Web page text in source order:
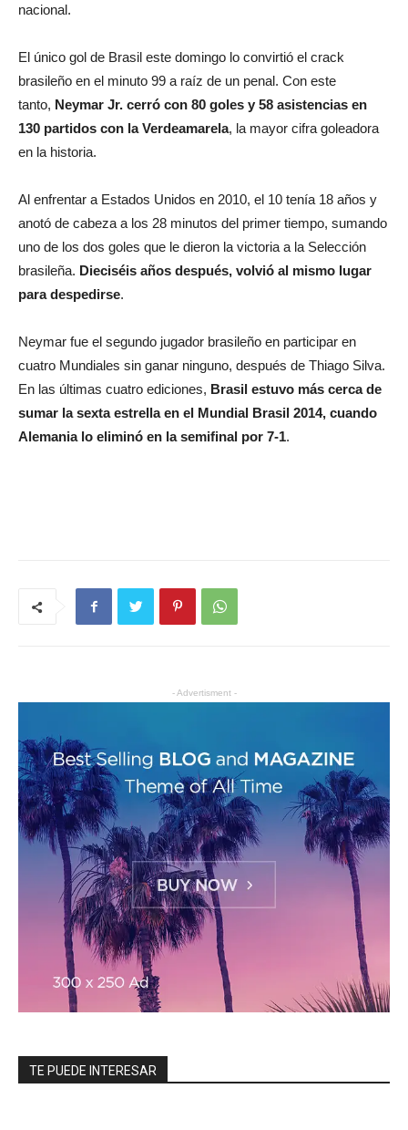
nacional.
El único gol de Brasil este domingo lo convirtió el crack
brasileño en el minuto 99 a raíz de un penal. Con este
tanto, Neymar Jr. cerró con 80 goles y 58 asistencias en
130 partidos con la Verdeamarela, la mayor cifra goleadora
en la historia.
Al enfrentar a Estados Unidos en 2010, el 10 tenía 18 años y
anotó de cabeza a los 28 minutos del primer tiempo, sumando
uno de los dos goles que le dieron la victoria a la Selección
brasileña. Dieciséis años después, volvió al mismo lugar
para despedirse.
Neymar fue el segundo jugador brasileño en participar en
cuatro Mundiales sin ganar ninguno, después de Thiago Silva.
En las últimas cuatro ediciones, Brasil estuvo más cerca de
sumar la sexta estrella en el Mundial Brasil 2014, cuando
Alemania lo eliminó en la semifinal por 7-1.
- Advertisment -
TE PUEDE INTERESAR